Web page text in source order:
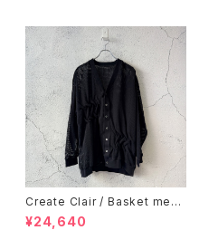
Create Clair / Basket mesh
cardigan / Black
¥24,640